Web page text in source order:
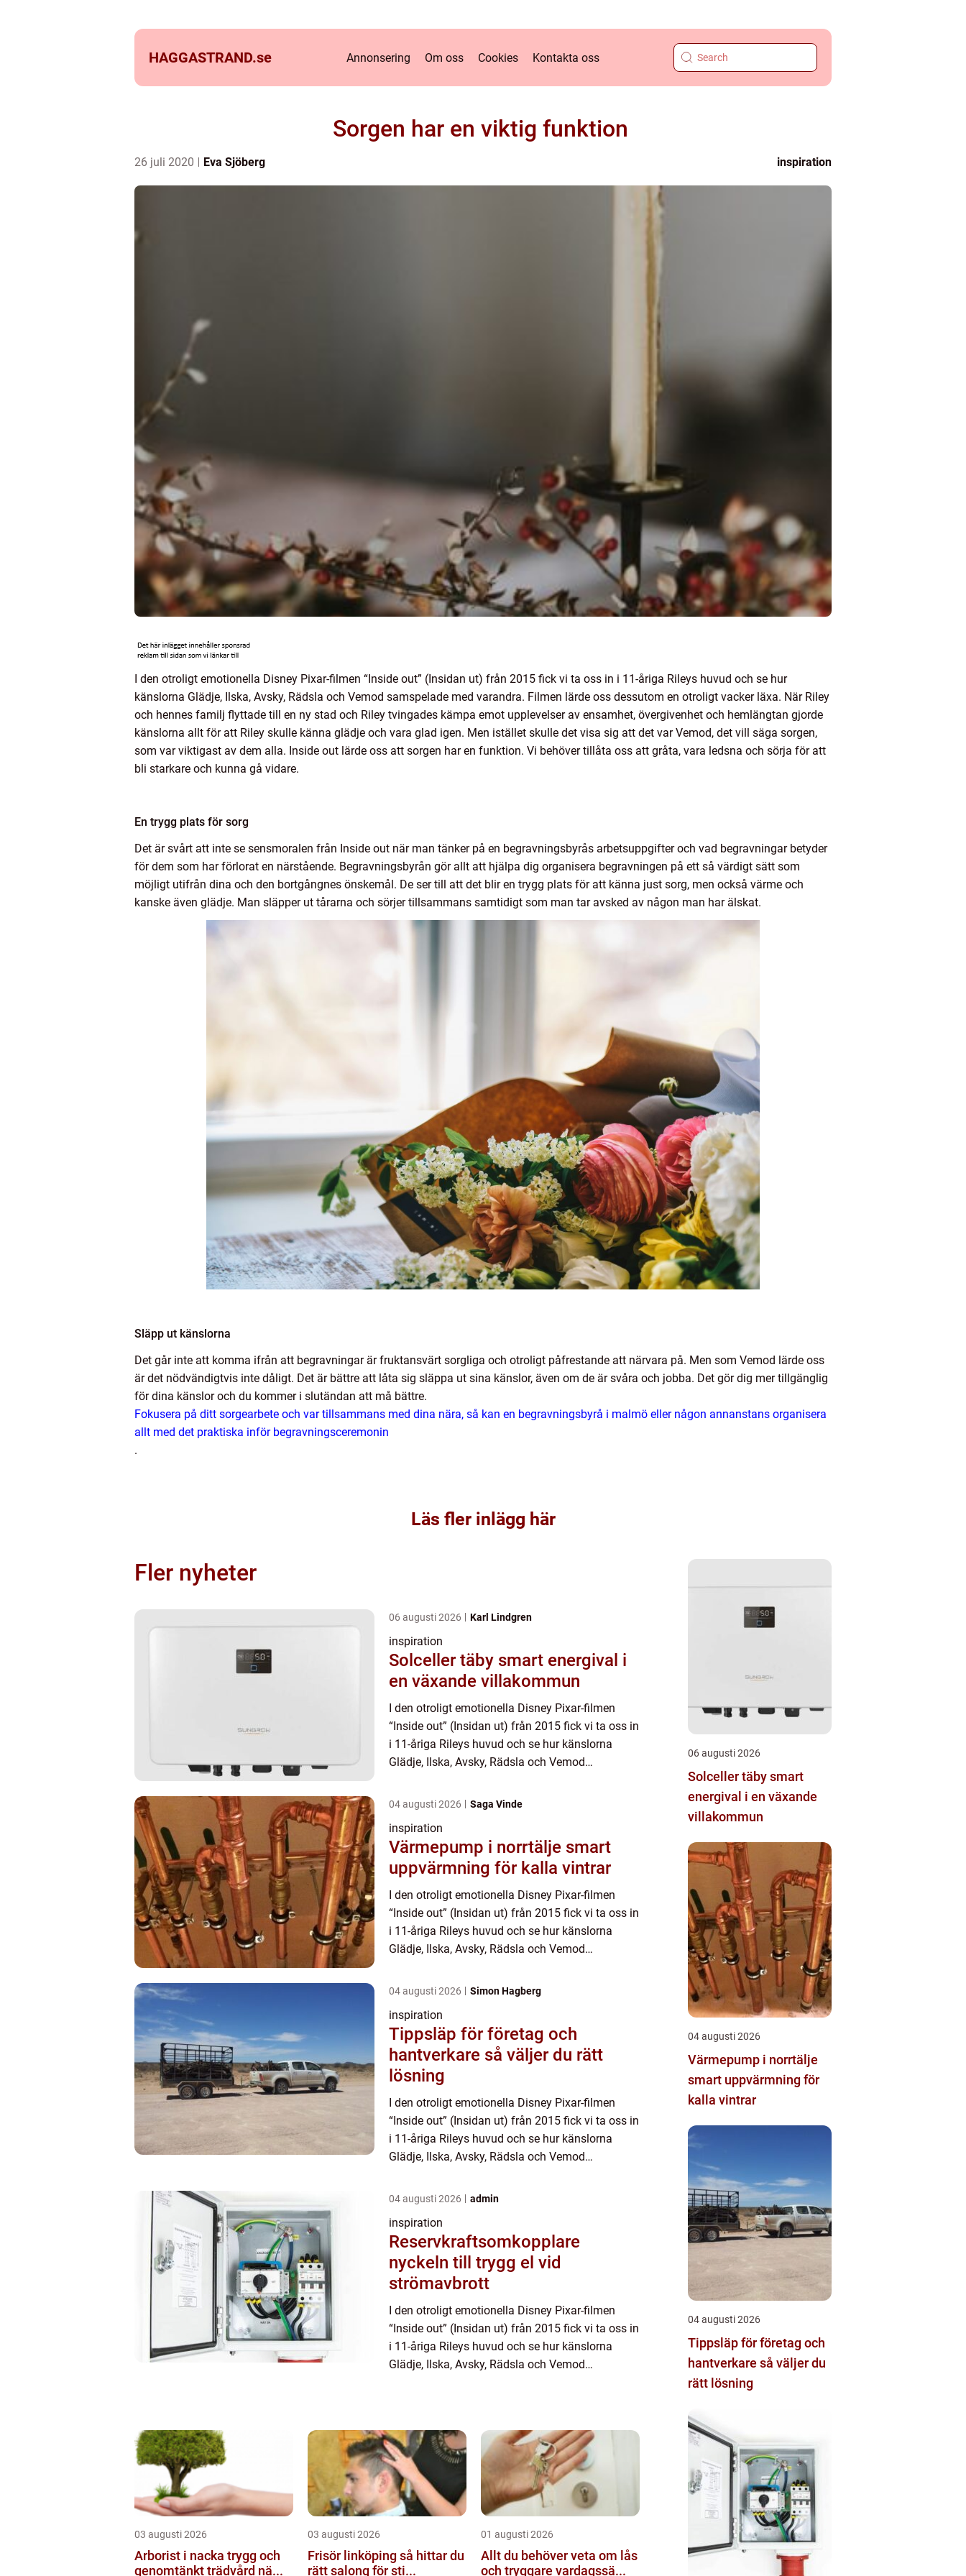
HAGGASTRAND.se Annonsering Om oss Cookies Kontakta oss
Sorgen har en viktig funktion
26 juli 2020 Eva Sjöberg inspiration
I den otroligt emotionella Disney Pixar-filmen “Inside out” (Insidan ut) från 2015 fick vi ta oss in i 11-åriga Rileys huvud och se hur
känslorna Glädje, Ilska, Avsky, Rädsla och Vemod samspelade med varandra. Filmen lärde oss dessutom en otroligt vacker läxa. När Riley
och hennes familj flyttade till en ny stad och Riley tvingades kämpa emot upplevelser av ensamhet, övergivenhet och hemlängtan gjorde
känslorna allt för att Riley skulle känna glädje och vara glad igen. Men istället skulle det visa sig att det var Vemod, det vill säga sorgen,
som var viktigast av dem alla. Inside out lärde oss att sorgen har en funktion. Vi behöver tillåta oss att gråta, vara ledsna och sörja för att
bli starkare och kunna gå vidare.
En trygg plats för sorg
Det är svårt att inte se sensmoralen från Inside out när man tänker på en begravningsbyrås arbetsuppgifter och vad begravningar betyder
för dem som har förlorat en närstående. Begravningsbyrån gör allt att hjälpa dig organisera begravningen på ett så värdigt sätt som
möjligt utifrån dina och den bortgångnes önskemål. De ser till att det blir en trygg plats för att känna just sorg, men också värme och
kanske även glädje. Man släpper ut tårarna och sörjer tillsammans samtidigt som man tar avsked av någon man har älskat.
Släpp ut känslorna
Det går inte att komma ifrån att begravningar är fruktansvärt sorgliga och otroligt påfrestande att närvara på. Men som Vemod lärde oss
är det nödvändigtvis inte dåligt. Det är bättre att låta sig släppa ut sina känslor, även om de är svåra och jobba. Det gör dig mer tillgänglig
för dina känslor och du kommer i slutändan att må bättre.
Fokusera på ditt sorgearbete och var tillsammans med dina nära, så kan en begravningsbyrå i malmö eller någon annanstans organisera
allt med det praktiska inför begravningsceremonin
.
Läs fler inlägg här
Fler nyheter
06 augusti 2026 Karl Lindgren
inspiration
Solceller täby smart energival i
en växande villakommun
I den otroligt emotionella Disney Pixar-filmen
“Inside out” (Insidan ut) från 2015 fick vi ta oss in
i 11-åriga Rileys huvud och se hur känslorna
Glädje, Ilska, Avsky, Rädsla och Vemod
04 augusti 2026 Saga Vinde
inspiration
Värmepump i norrtälje smart
uppvärmning för kalla vintrar
I den otroligt emotionella Disney Pixar-filmen
“Inside out” (Insidan ut) från 2015 fick vi ta oss in
i 11-åriga Rileys huvud och se hur känslorna
Glädje, Ilska, Avsky, Rädsla och Vemod
04 augusti 2026 Simon Hagberg
inspiration
Tippsläp för företag och
hantverkare så väljer du rätt
lösning
I den otroligt emotionella Disney Pixar-filmen
“Inside out” (Insidan ut) från 2015 fick vi ta oss in
i 11-åriga Rileys huvud och se hur känslorna
Glädje, Ilska, Avsky, Rädsla och Vemod
04 augusti 2026 admin
inspiration
Reservkraftsomkopplare
nyckeln till trygg el vid
strömavbrott
I den otroligt emotionella Disney Pixar-filmen
“Inside out” (Insidan ut) från 2015 fick vi ta oss in
i 11-åriga Rileys huvud och se hur känslorna
Glädje, Ilska, Avsky, Rädsla och Vemod
03 augusti 2026
Arborist i nacka trygg och
genomtänkt trädvård nä...
03 augusti 2026
Frisör linköping så hittar du
rätt salong för sti...
01 augusti 2026
Allt du behöver veta om lås
och tryggare vardagssä...
06 augusti 2026
Solceller täby smart
energival i en växande
villakommun
04 augusti 2026
Värmepump i norrtälje
smart uppvärmning för
kalla vintrar
04 augusti 2026
Tippsläp för företag och
hantverkare så väljer du
rätt lösning